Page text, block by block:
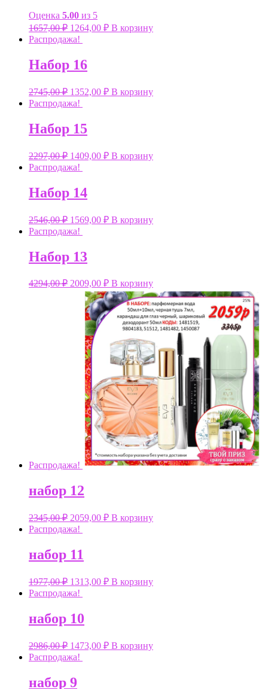
Оценка 5.00 из 5
1657,00₽ 1264,00 ₽ В корзину
Распродажа!
Набор 16
2745,00₽ 1352,00 ₽ В корзину
Распродажа!
Набор 15
2297,00₽ 1409,00 ₽ В корзину
Распродажа!
Набор 14
2546,00₽ 1569,00 ₽ В корзину
Распродажа!
Набор 13
4294,00₽ 2009,00 ₽ В корзину
Распродажа!
набор 12
2345,00₽ 2059,00 ₽ В корзину
Распродажа!
набор 11
1977,00₽ 1313,00 ₽ В корзину
Распродажа!
набор 10
2986,00₽ 1473,00 ₽ В корзину
Распродажа!
набор 9